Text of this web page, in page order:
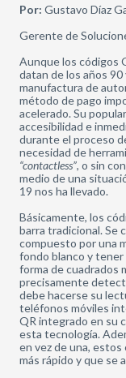
Por: Gustavo Díaz
Gerente de
Aunque los códigos
datan de los años
manufactura de
método de pago
acelerado. Su
accesibilidad e
durante el proceso
necesidad de
“contactless”, o sin
medio de una
19 nos ha llevado.
Básicamente, los
barra tradicional. Se
compuesto por una
fondo blanco y tener
forma de cuadrados
precisamente
debe hacerse su
teléfonos móviles
QR integrado en su
esta tecnología.
en vez de una,
más rápido y que se